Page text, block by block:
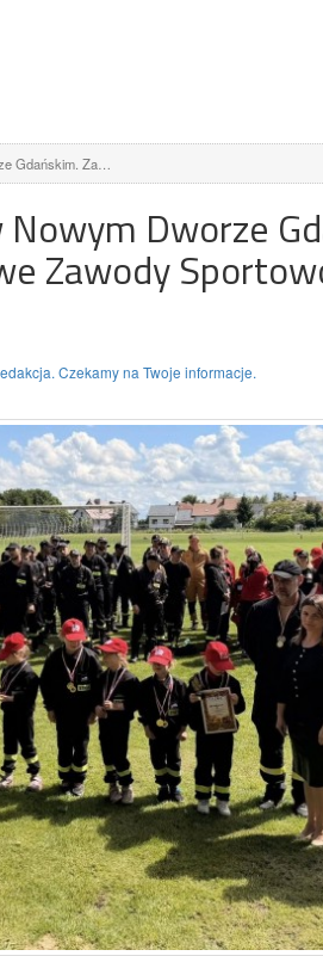
Gdańskim. Za…
Dworze
Zawody
Czekamy na Twoje informacje.